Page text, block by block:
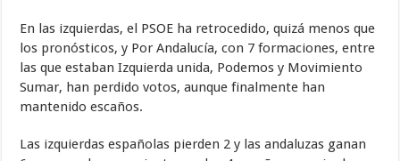
En las izquierdas, el PSOE ha retrocedido, quizá menos que
los pronósticos, y Por Andalucía, con 7 formaciones, entre
las que estaban Izquierda unida, Podemos y Movimiento
Sumar, han perdido votos, aunque finalmente han
mantenido escaños.
Las izquierdas españolas pierden 2 y las andaluzas ganan